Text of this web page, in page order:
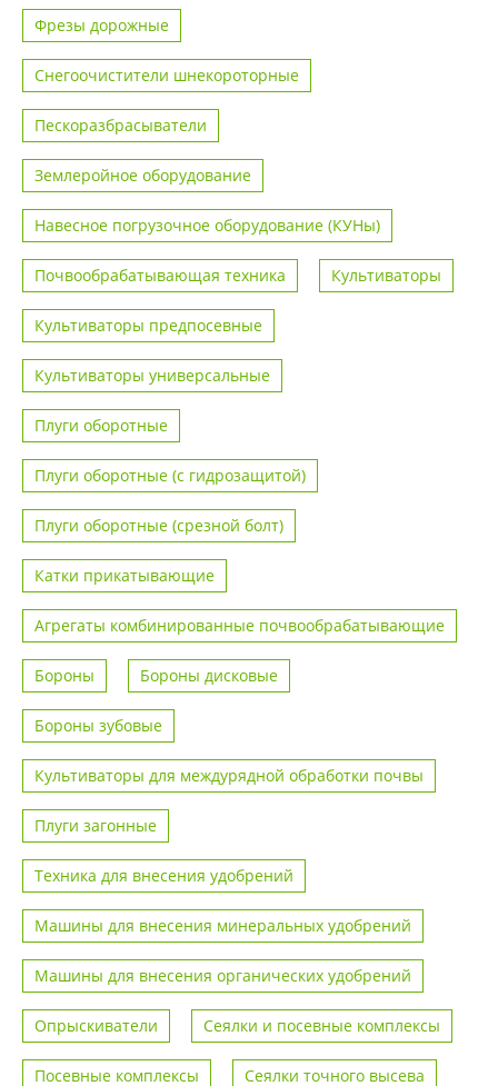
Фрезы дорожные
Снегоочистители шнекороторные
Пескоразбрасыватели
Землеройное оборудование
Навесное погрузочное оборудование (КУНы)
Почвообрабатывающая техника Культиваторы
Культиваторы предпосевные
Культиваторы универсальные
Плуги оборотные
Плуги оборотные (с гидрозащитой)
Плуги оборотные (срезной болт)
Катки прикатывающие
Агрегаты комбинированные почвообрабатывающие
Бороны Бороны дисковые
Бороны зубовые
Культиваторы для междурядной обработки почвы
Плуги загонные
Техника для внесения удобрений
Машины для внесения минеральных удобрений
Машины для внесения органических удобрений
Опрыскиватели Сеялки и посевные комплексы
Посевные комплексы Сеялки точного высева